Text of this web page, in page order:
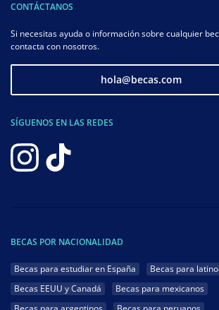
CONTÁCTANOS
Si necesitas ayuda o información sobre cualquier
contacta con nosotros.
hola@becas.com
SÍGUENOS EN LAS REDES
BECAS POR NACIONALIDAD
Becas para estudiar en España
Becas para
Becas EEUU y Canadá
Becas para mexicanos